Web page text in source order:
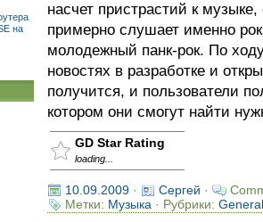
насчет пристрастий к
примерно слушает именно
молодежный панк-рок. По
новостях в разработке и
получится, и пользователи
котором они смогут найти
GD Star Rating
loading...
10.09.2009· Сергей ·
Метки: Музыка · Рубрики: General
на